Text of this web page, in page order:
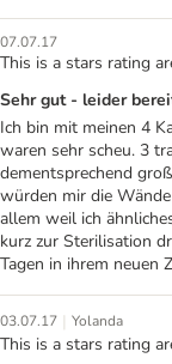
07.07.17
This is a stars rating
Sehr gut - leider
Ich bin mit meinen 4
waren sehr scheu. 3
dementsprechend
würden mir die
allem weil ich
kurz zur Sterilisation
Tagen in ihrem neuen
03.07.17 | Yolanda
This is a stars rating